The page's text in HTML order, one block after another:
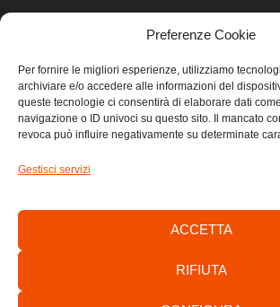
Preferenze Cookie
Per fornire le migliori esperienze, utilizziamo
archiviare e/o accedere alle informazioni del
queste tecnologie ci consentirà di elaborare dati
navigazione o ID univoci su questo sito. Il mancato
revoca può influire negativamente su determinate
Gestisci servizi
ACCETTA
RIFIUTA
Home
Privacy